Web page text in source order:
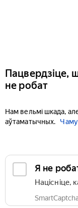
Пацвердзіце,
не робат
Нам вельмі шкада,
аўтаматычных.
Чаму
Я не
Націсніце,